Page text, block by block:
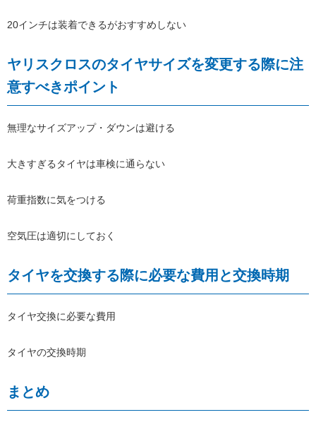
20インチは装着できるがおすすめしない
ヤリスクロスのタイヤサイズを変更する際に注
意すべきポイント
無理なサイズアップ・ダウンは避ける
大きすぎるタイヤは車検に通らない
荷重指数に気をつける
空気圧は適切にしておく
タイヤを交換する際に必要な費用と交換時期
タイヤ交換に必要な費用
タイヤの交換時期
まとめ